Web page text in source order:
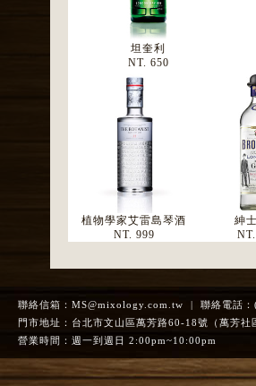
坦奎利
NT. 650
植物學家艾雷島琴酒
NT. 999
紳
聯絡信箱： MS@mixology.com.tw | 聯絡電話
門市地址：台北市文山區萬芳路60-18號（萬芳社
營業時間：週一到週日 2:00pm~10:00pm